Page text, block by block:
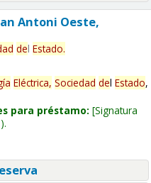
Antoni Oeste,
del Estado.
Eléctrica, Sociedad del Estado,
para préstamo: Signatura